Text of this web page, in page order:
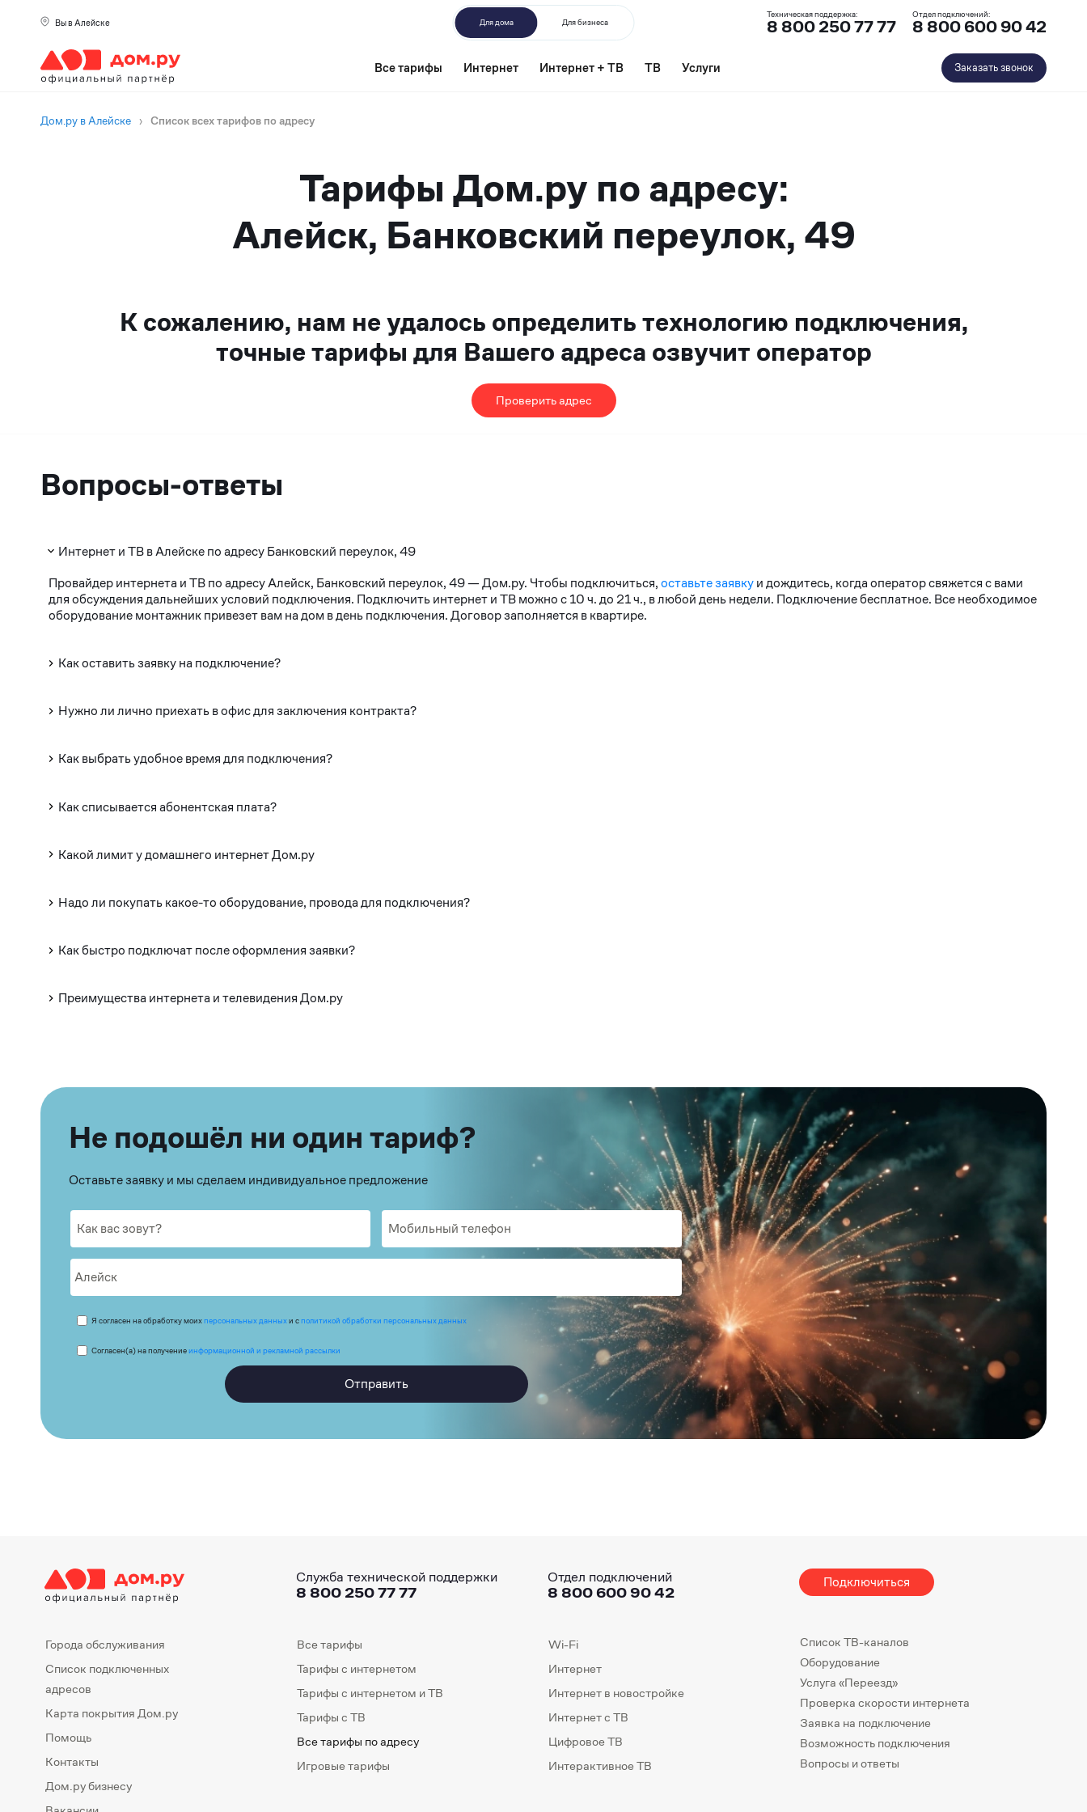
Вы в Алейске Для дома Для бизнеса
Техническая поддержка:
8 800 250 77 77
Отдел подключений:
8 800 600 90 42
Все тарифы Интернет Интернет + ТВ ТВ Услуги Заказать звонок
Дом.ру в Алейске › Список всех тарифов по адресу
Тарифы Дом.ру по адресу:
Алейск, Банковский переулок, 49
К сожалению, нам не удалось определить технологию подключения,
точные тарифы для Вашего адреса озвучит оператор
Проверить адрес
Вопросы-ответы
Интернет и ТВ в Алейске по адресу Банковский переулок, 49
Провайдер интернета и ТВ по адресу Алейск, Банковский переулок, 49 — Дом.ру. Чтобы подключиться,оставьте заявкуи дождитесь, когда оператор свяжется с вами
для обсуждения дальнейших условий подключения. Подключить интернет и ТВ можно с 10 ч. до 21 ч., в любой день недели. Подключение бесплатное. Все необходимое
оборудование монтажник привезет вам на дом в день подключения. Договор заполняется в квартире.
Как оставить заявку на подключение?
Нужно ли лично приехать в офис для заключения контракта?
Как выбрать удобное время для подключения?
Как списывается абонентская плата?
Какой лимит у домашнего интернет Дом.ру
Надо ли покупать какое-то оборудование, провода для подключения?
Как быстро подключат после оформления заявки?
Преимущества интернета и телевидения Дом.ру
Не подошёл ни один тариф?
Оставьте заявку и мы сделаем индивидуальное предложение
Я согласен на обработку моихперсональных данныхи сполитикой обработки персональных данных
Согласен(а) на получениеинформационной и рекламной рассылки
Отправить
Служба технической поддержки
8 800 250 77 77
Отдел подключений
8 800 600 90 42
Подключиться
Города обслуживания
Список подключенных
адресов
Карта покрытия Дом.ру
Помощь
Контакты
Дом.ру бизнесу
Все тарифы
Тарифы с интернетом
Тарифы с интернетом и ТВ
Тарифы с ТВ
Все тарифы по адресу
Игровые тарифы
Wi-Fi
Интернет
Интернет в новостройке
Интернет с ТВ
Цифровое ТВ
Интерактивное ТВ
Список ТВ-каналов
Оборудование
Услуга «Переезд»
Проверка скорости интернета
Заявка на подключение
Возможность подключения
Вопросы и ответы